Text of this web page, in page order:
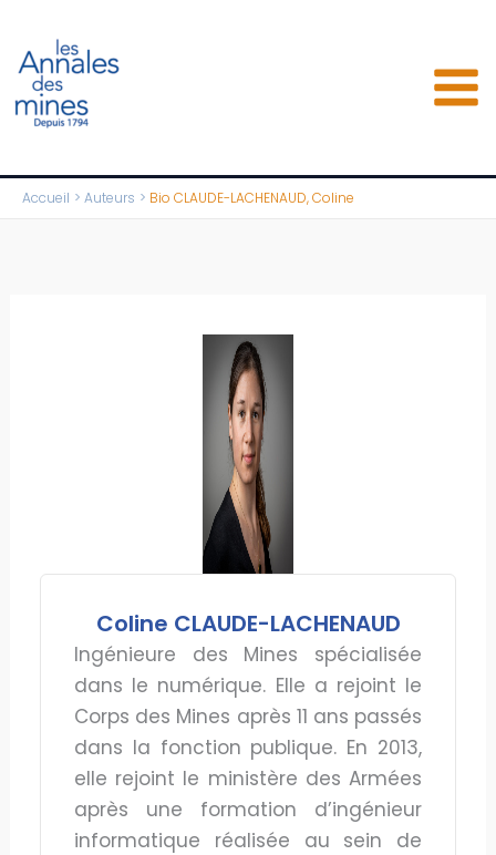
contenu
Accueil Auteurs Bio CLAUDE-LACHENAUD, Coline
Coline CLAUDE-LACHENAUD
Ingénieure des Mines spécialisée
dans le numérique. Elle a rejoint le
Corps des Mines après 11 ans passés
dans la fonction publique. En 2013,
elle rejoint le ministère des Armées
après une formation d’ingénieur
informatique réalisée au sein de